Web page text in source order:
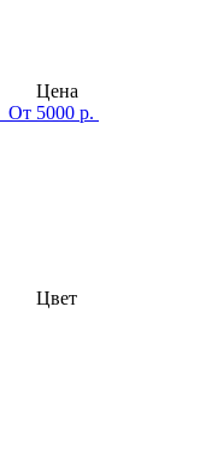
Цена
От 5000 р.
Цвет